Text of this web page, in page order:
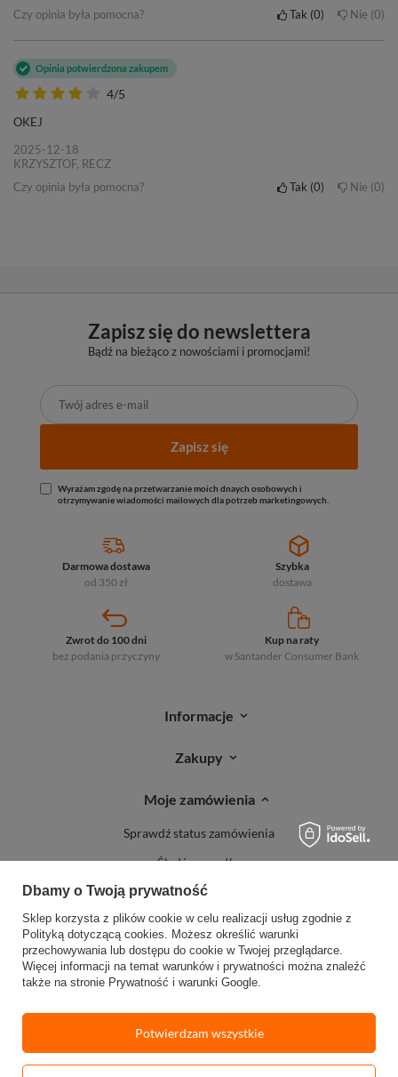
Czy opinia była pomocna?
Tak 0 Nie 0
4/5
Opinia potwierdzona zakupem
OKEJ
2025-12-18
KRZYSZTOF, RECZ
Czy opinia była pomocna?
Tak 0 Nie 0
Zapisz się do newslettera
Bądź na bieżąco z nowościami i promocjami!
Zapisz się
Wyrażam zgodę na przetwarzanie moich dnaych osobowych i
otrzymywanie wiadomości mailowych dla potrzeb marketingowych.
Darmowa dostawa
od 350 zł
Szybka
dostawa
Zwrot do 100 dni
bez podania przyczyny
Kup na raty
w Santander Consumer Bank
Informacje
Zakupy
Moje zamówienia
Sprawdź status zamówienia
Śledź przesyłkę
Reklamacje
Zwroty
W sklepie prezentujemy ceny brutto (z VAT).Stawki VAT dla konsumentów z
Dbamy o Twoją prywatność
Sklep korzysta z plików cookie w celu realizacji usług zgodnie z
Polityką dotyczącą cookies. Możesz określić warunki
przechowywania lub dostępu do cookie w Twojej przeglądarce.
Więcej informacji na temat warunków i prywatności można znaleźć
także na stronie Prywatność i warunki Google.
Potwierdzam wszystkie